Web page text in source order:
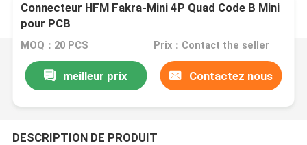
Connecteur HFM Fakra-Mini 4P Quad Code B Mini
pour PCB
MOQ：20 PCS Prix：Contact the seller
meilleur prix Contactez nous
DESCRIPTION DE PRODUIT